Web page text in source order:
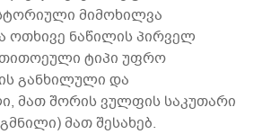
მიმოხილვა
ოთხივე ნაწილის პირველ
თითოეული ტიპი უფრო
განხილული და
მათ შორის ვულფის საკუთარი
მათ შესახებ.